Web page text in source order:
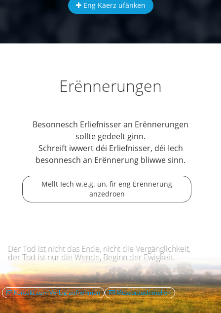
Eng Käerz ufänken
Erënnerungen
Besonnesch Erliefnisser an Erënnerungen
sollte gedeelt ginn.
Schreift iwwert déi Erliefnisser, déi Iech
besonnesch an Erënnerung bliwwe sinn.
Mellt Iech w.e.g. un, fir eng Erënnerung
anzedroen
Der Tod ist nicht das Ende, nicht die Vergänglichkeit,
der Tod ist nur die Wende, Beginn der Ewigkeit.
Kontakt zum Verlag aufnehmen Mëssbrauch mellen